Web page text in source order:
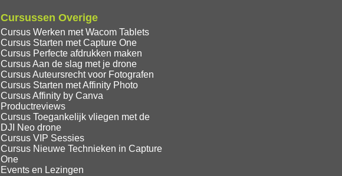
Cursussen Overige
Cursus Werken met Wacom Tablets
Cursus Starten met Capture One
Cursus Perfecte afdrukken maken
Cursus Aan de slag met je drone
Cursus Auteursrecht voor Fotografen
Cursus Starten met Affinity Photo
Cursus Affinity by Canva
Productreviews
Cursus Toegankelijk vliegen met de
DJI Neo drone
Cursus VIP Sessies
Cursus Nieuwe Technieken in Capture
One
Events en Lezingen